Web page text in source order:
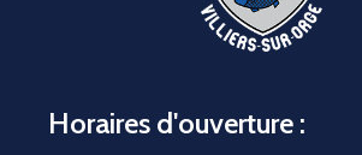
Horaires d'ouverture :